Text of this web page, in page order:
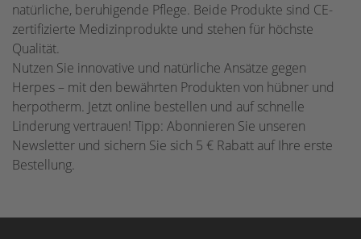
natürliche, beruhigende Pflege. Beide Produkte sind CE-
zertifizierte Medizinprodukte und stehen für höchste
Qualität.
Nutzen Sie innovative und natürliche Ansätze gegen
Herpes – mit den bewährten Produkten von hübner und
herpotherm. Jetzt online bestellen und auf schnelle
Linderung vertrauen! Tipp: Abonnieren Sie unseren
Newsletter und sichern Sie sich 5 € Rabatt auf Ihre erste
Bestellung.